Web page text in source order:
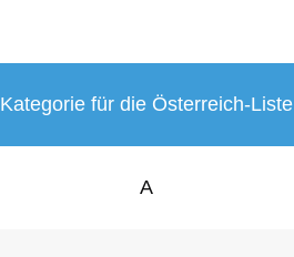
Kategorie für die Österreich-Liste
A